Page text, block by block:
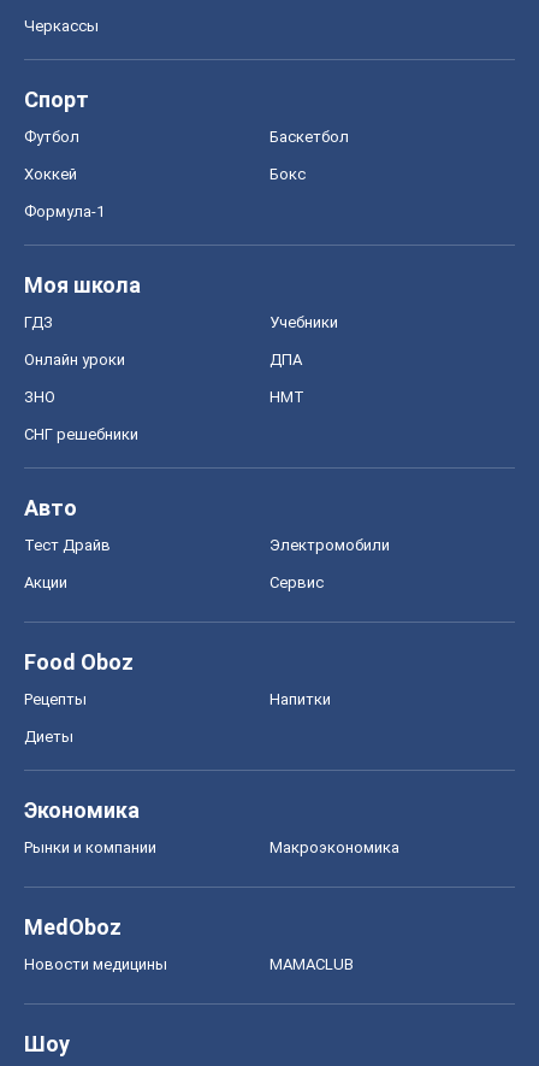
Черкассы
Спорт
Футбол Баскетбол
Хоккей Бокс
Формула-1
Моя школа
ГДЗ Учебники
Онлайн уроки ДПА
ЗНО НМТ
СНГ решебники
Авто
Тест Драйв Электромобили
Акции Сервис
Food Oboz
Рецепты Напитки
Диеты
Экономика
Рынки и компании Mакроэкономика
MedOboz
Новости медицины MAMACLUB
Шоу